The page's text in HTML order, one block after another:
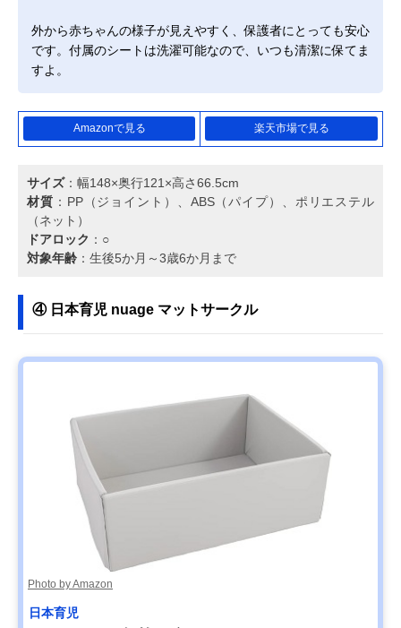
外から赤ちゃんの様子が見えやすく、保護者にとっても安心
です。付属のシートは洗濯可能なので、いつも清潔に保てま
すよ。
Amazonで見る 楽天市場で見る
サイズ：幅148×奥行121×高さ66.5cm
材質 ：PP（ジョイント）、ABS（パイプ）、ポリエステル
（ネット）
ドアロック ：○
対象年齢 ：生後5か月～3歳6か月まで
④ 日本育児 nuage マットサークル
Photo by Amazon
日本育児